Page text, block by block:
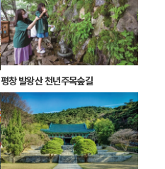
평창 발왕산 천년주목숲길